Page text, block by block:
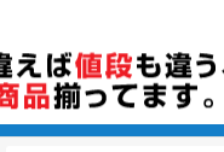
「or検索」となります。
」となります。